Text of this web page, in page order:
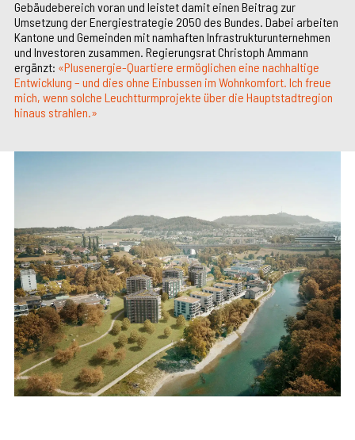
Gebäudebereich voran und leistet damit einen Beitrag zur
Umsetzung der Energiestrategie 2050 des Bundes. Dabei arbeiten
Kantone und Gemeinden mit namhaften Infrastrukturunternehmen
und Investoren zusammen. Regierungsrat Christoph Ammann
ergänzt: «Plusenergie-Quartiere ermöglichen eine nachhaltige
Entwicklung – und dies ohne Einbussen im Wohnkomfort. Ich freue
mich, wenn solche Leuchtturmprojekte über die Hauptstadtregion
hinaus strahlen.»